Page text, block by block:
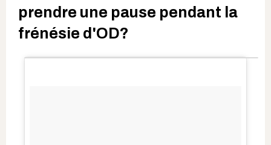
prendre une pause pendant la
frénésie d'OD?